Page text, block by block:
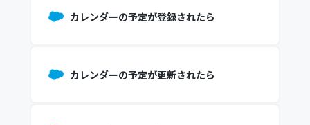
カレンダーの予定が登録されたら
カレンダーの予定が更新されたら